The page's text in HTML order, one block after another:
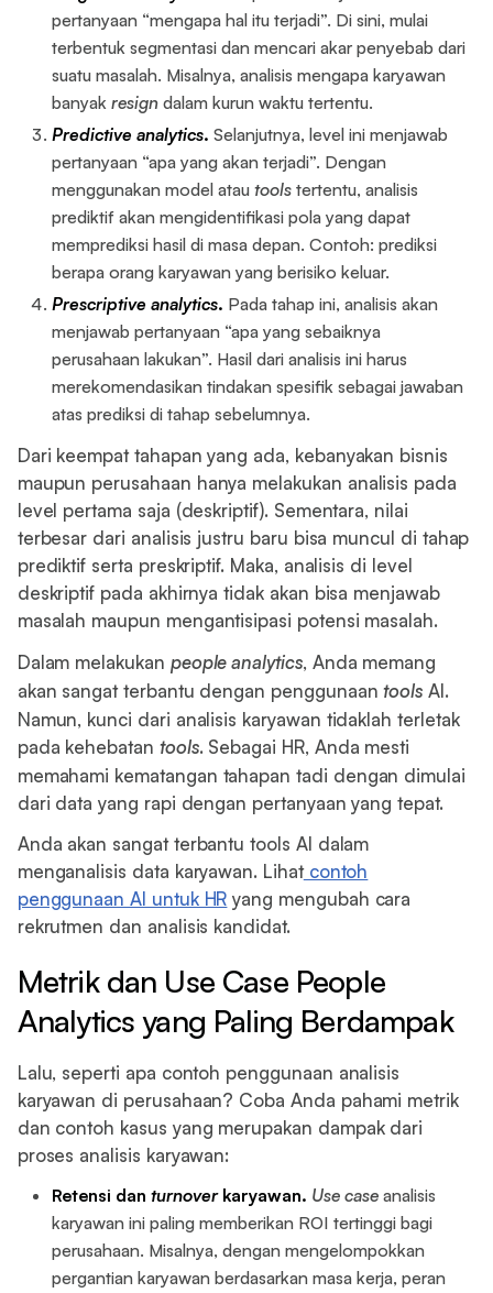
pertanyaan “mengapa hal itu terjadi”. Di sini, mulai
terbentuk segmentasi dan mencari akar penyebab dari
suatu masalah. Misalnya, analisis mengapa karyawan
banyakresign dalam kurun waktu tertentu.
Predictive analytics. Selanjutnya, level ini menjawab
pertanyaan “apa yang akan terjadi”. Dengan
menggunakan model atautools tertentu, analisis
prediktif akan mengidentifikasi pola yang dapat
memprediksi hasil di masa depan. Contoh: prediksi
berapa orang karyawan yang berisiko keluar.
Prescriptive analytics. Pada tahap ini, analisis akan
menjawab pertanyaan “apa yang sebaiknya
perusahaan lakukan”. Hasil dari analisis ini harus
merekomendasikan tindakan spesifik sebagai jawaban
atas prediksi di tahap sebelumnya.
Dari keempat tahapan yang ada, kebanyakan bisnis
maupun perusahaan hanya melakukan analisis pada
level pertama saja (deskriptif). Sementara, nilai
terbesar dari analisis justru baru bisa muncul di tahap
prediktif serta preskriptif. Maka, analisis di level
deskriptif pada akhirnya tidak akan bisa menjawab
masalah maupun mengantisipasi potensi masalah.
Dalam melakukan people analytics, Anda memang
akan sangat terbantu dengan penggunaantools AI.
Namun, kunci dari analisis karyawan tidaklah terletak
pada kehebatan tools. Sebagai HR, Anda mesti
memahami kematangan tahapan tadi dengan dimulai
dari data yang rapi dengan pertanyaan yang tepat.
Anda akan sangat terbantu tools AI dalam
menganalisis data karyawan. Lihatcontoh
penggunaan AI untuk HR yang mengubah cara
rekrutmen dan analisis kandidat.
Metrik dan Use Case People
Analytics yang Paling Berdampak
Lalu, seperti apa contoh penggunaan analisis
karyawan di perusahaan? Coba Anda pahami metrik
dan contoh kasus yang merupakan dampak dari
proses analisis karyawan:
Retensi danturnoverkaryawan. Use case analisis
karyawan ini paling memberikan ROI tertinggi bagi
perusahaan. Misalnya, dengan mengelompokkan
pergantian karyawan berdasarkan masa kerja, peran